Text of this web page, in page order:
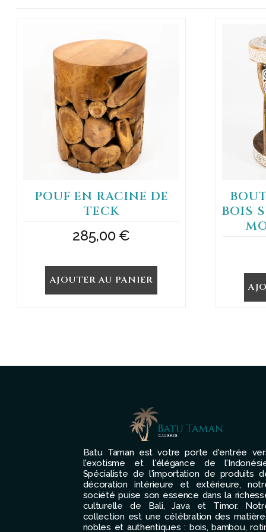
POUF EN RACINE DE
TECK
285,00€
AJOUTER AU PANIER
BOIS
Batu Taman est votre porte d'entrée
l'exotisme et l'élégance de
Spécialiste de l'importation de produits
décoration intérieure et extérieure,
société puise son essence dans la
culturelle de Bali, Java et Timor.
collection est une célébration des
nobles et authentiques : bois, bambou,